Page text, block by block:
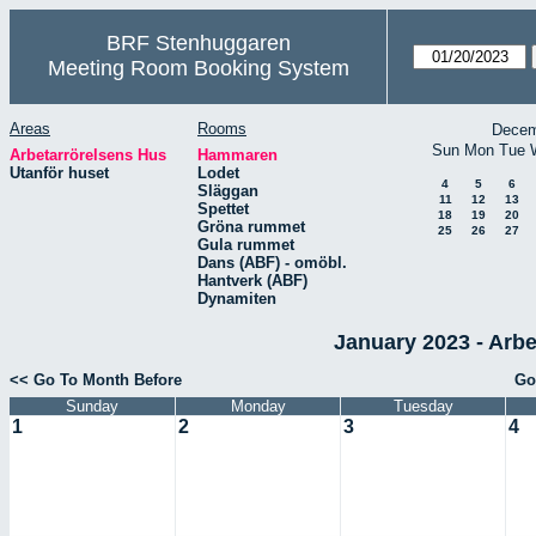
BRF Stenhuggaren
Meeting Room Booking System
Areas
Arbetarrörelsens Hus
Utanför huset
Rooms
Hammaren
Lodet
Släggan
Spettet
Gröna rummet
Gula rummet
Dans (ABF) - omöbl.
Hantverk (ABF)
Dynamiten
Sun Mon Tue
4 5
6
11
12
13
18
19
20
25
26 27
January 2023 -
<< Go To Month Before
Sunday
Monday Tuesday
1 2 3 4